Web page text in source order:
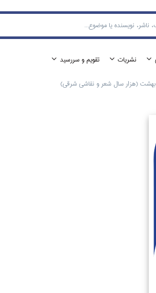
نشريات
تقويم و سررسيد
(هزار سال شعر و نقاشي شرقي)